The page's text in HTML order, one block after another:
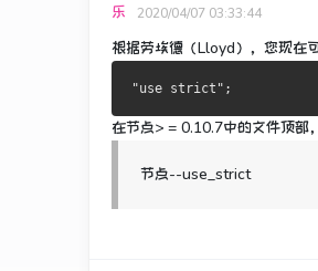
乐 2020/04/07 03:33:44
根据劳埃德（Lloyd），您现在
在节点> = 0.10.7中的文件顶部
节点--use_strict